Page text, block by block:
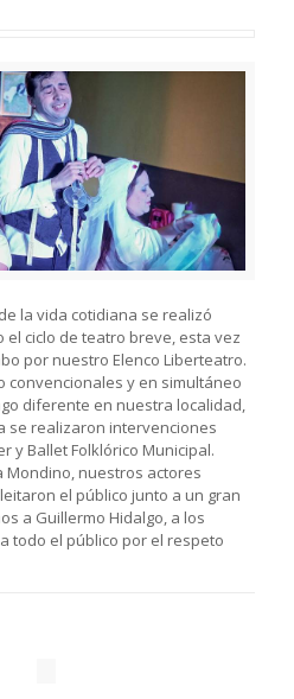
la vida cotidiana se realizó
ciclo de teatro breve, esta vez
por nuestro Elenco Liberteatro.
convencionales y en simultáneo
diferente en nuestra localidad,
se realizaron intervenciones
y Ballet Folklórico Municipal.
Mondino, nuestros actores
el público junto a un gran
a Guillermo Hidalgo, a los
todo el público por el respeto